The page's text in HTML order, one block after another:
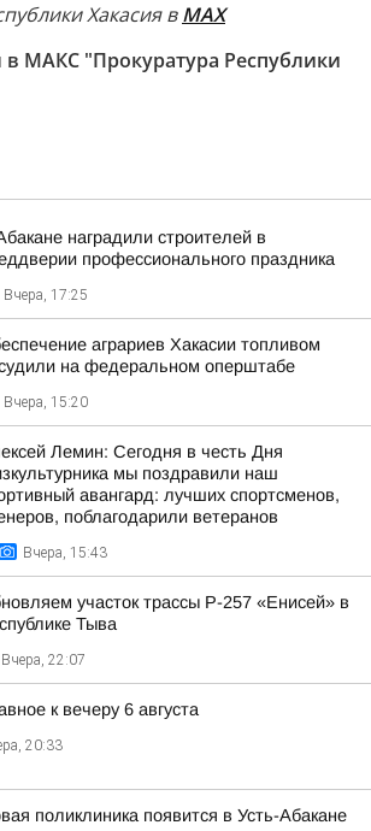
Хакасия вМАХ
в МАКС "Прокуратура Республики
наградили строителей в
профессионального праздника
Вчера, 17:25
аграриев Хакасии топливом
на федеральном оперштабе
Вчера, 15:20
Лемин: Сегодня в честь Дня
мы поздравили наш
авангард: лучших спортсменов,
поблагодарили ветеранов
Вчера, 15:43
участок трассы Р-257 «Енисей» в
Тыва
Вчера, 22:07
к вечеру 6 августа
20:33
поликлиника появится в Усть-Абакане